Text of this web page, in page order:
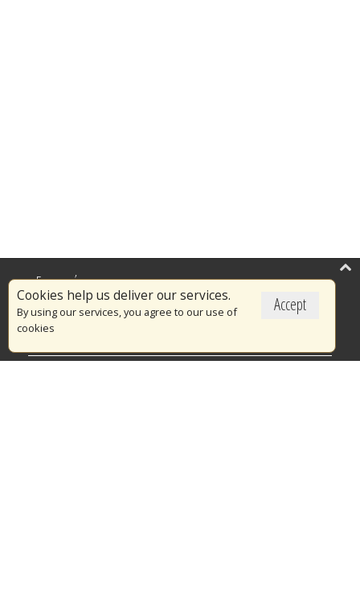
Accept
Cookies help us deliver our services.
By using our services, you agree to our use of
cookies
Επικαιρότητα
Το Πυροσβεστικό Σώμα